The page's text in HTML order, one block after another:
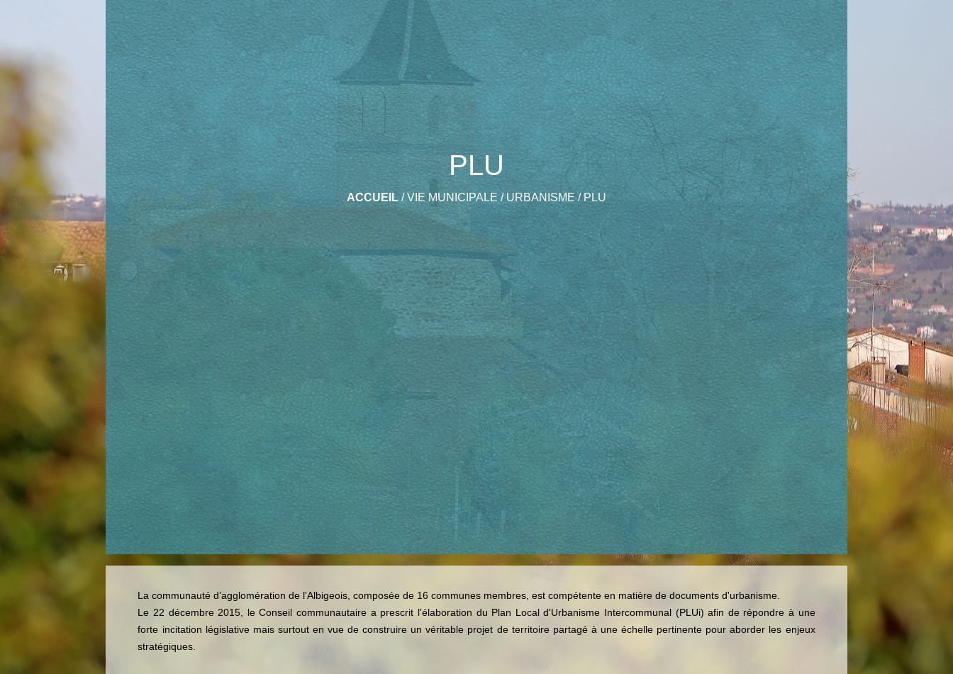
PLU
ACCUEIL /VIE MUNICIPALE/URBANISME/PLU
La communauté d’agglomération de l'Albigeois, composée de 16 communes membres, est compétente en matière de documents d'urbanisme.
Le 22 décembre 2015, le Conseil communautaire a prescrit l'élaboration du Plan Local d'Urbanisme Intercommunal (PLUi) afin de répondre à une
forte incitation législative mais surtout en vue de construire un véritable projet de territoire partagé à une échelle pertinente pour aborder les enjeux
stratégiques.